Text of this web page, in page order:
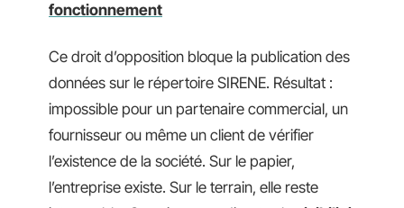
fonctionnement
Ce droit d’opposition bloque la publication des
données sur le répertoire SIRENE. Résultat :
impossible pour un partenaire commercial, un
fournisseur ou même un client de vérifier
l’existence de la société. Sur le papier,
l’entreprise existe. Sur le terrain, elle reste